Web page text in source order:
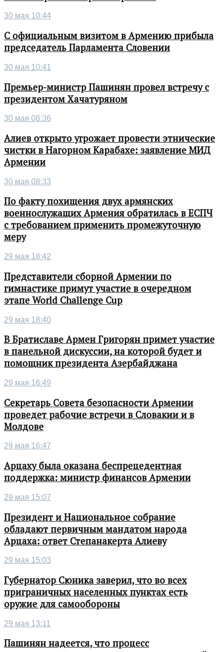
30 мая 10:44
С официальным визитом в Армению прибыла
председатель Парламента Словении
30 мая 10:41
Премьер-министр Пашинян провел встречу с
президентом Хачатуряном
30 мая 08:36
Алиев открыто угрожает провести этнические
чистки в Нагорном Карабахе: заявление МИД
Армении
30 мая 08:33
По факту похищения двух армянских
военнослужащих Армения обратилась в ЕСПЧ
с требованием применить промежуточную
меру
29 мая 18:42
Представители сборной Армении по
гимнастике примут участие в очередном
этапе World Challenge Cup
29 мая 18:40
В Братиславе Армен Григорян примет участие
в панельной дискуссии, на которой будет и
помощник президента Азербайджана
29 мая 16:49
Секретарь Совета безопасности Армении
проведет рабочие встречи в Словакии и в
Молдове
29 мая 16:47
Арцаху была оказана беспрецедентная
поддержка: министр финансов Армении
29 мая 15:07
Президент и Национальное собрание
обладают первичным мандатом народа
Арцаха: ответ Степанакерта Алиеву
29 мая 15:03
Губернатор Сюника заверил, что во всех
приграничных населенных пунктах есть
оружие для самообороны
29 мая 13:11
Пашинян надеется, что процесс